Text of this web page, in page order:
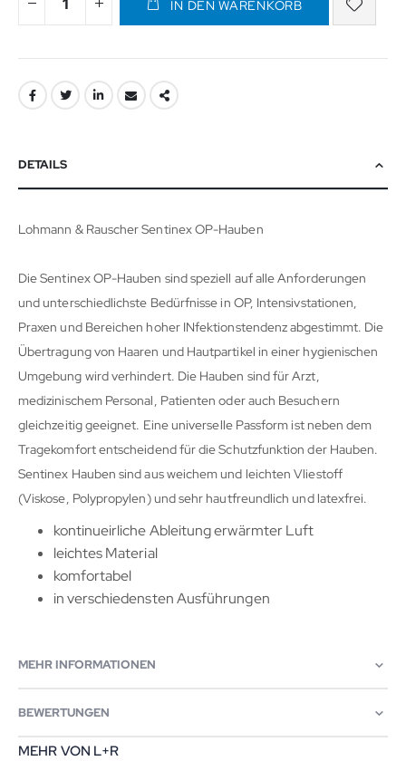
IN DEN WARENKORB
DETAILS
Lohmann & Rauscher Sentinex OP-Hauben
Die Sentinex OP-Hauben sind speziell auf alle Anforderungen
und unterschiedlichste Bedürfnisse in OP, Intensivstationen,
Praxen und Bereichen hoher INfektionstendenz abgestimmt. Die
Übertragung von Haaren und Hautpartikel in einer hygienischen
Umgebung wird verhindert. Die Hauben sind für Arzt,
medizinischem Personal, Patienten oder auch Besuchern
gleichzeitig geeignet. Eine universelle Passform ist neben dem
Tragekomfort entscheidend für die Schutzfunktion der Hauben.
Sentinex Hauben sind aus weichem und leichten Vliestoff
(Viskose, Polypropylen) und sehr hautfreundlich und latexfrei.
kontinueirliche Ableitung erwärmter Luft
leichtes Material
komfortabel
in verschiedensten Ausführungen
MEHR INFORMATIONEN
BEWERTUNGEN
MEHR VON L+R